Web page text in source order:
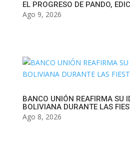
EL PROGRESO DE PANDO,
Ago 9, 2026
BANCO UNIÓN REAFIRMA SU
BOLIVIANA DURANTE LAS
Ago 8, 2026